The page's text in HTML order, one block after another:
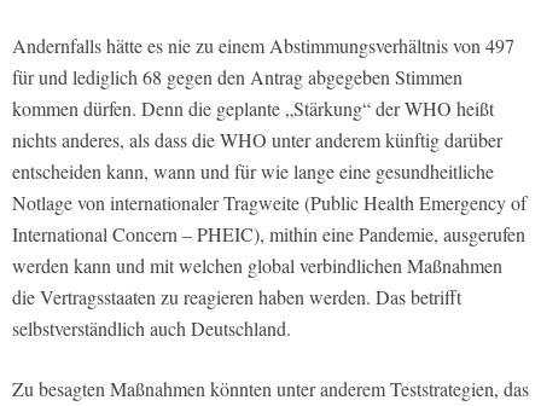
Andernfalls hätte es nie zu einem Abstimmungsverhältnis von 497
für und lediglich 68 gegen den Antrag abgegeben Stimmen
kommen dürfen. Denn die geplante „Stärkung“ der WHO heißt
nichts anderes, als dass die WHO unter anderem künftig darüber
entscheiden kann, wann und für wie lange eine gesundheitliche
Notlage von internationaler Tragweite (Public Health Emergency of
International Concern – PHEIC), mithin eine Pandemie, ausgerufen
werden kann und mit welchen global verbindlichen Maßnahmen
die Vertragsstaaten zu reagieren haben werden. Das betrifft
selbstverständlich auch Deutschland.
Zu besagten Maßnahmen könnten unter anderem Teststrategien, das